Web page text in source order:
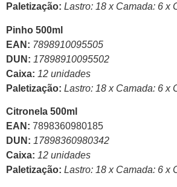
Paletização: Lastro: 18 x Camada: 6 x
Pinho 500ml
EAN: 7898910095505
DUN: 17898910095502
Caixa: 12 unidades
Paletização: Lastro: 18 x Camada: 6 x
Citronela 500ml
EAN: 7898360980185
DUN: 17898360980342
Caixa: 12 unidades
Paletização: Lastro: 18 x Camada: 6 x